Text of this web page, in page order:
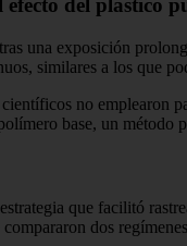
del plástico
una exposición
similares a los que
científicos no emplearon
base, un método
que facilitó
dos